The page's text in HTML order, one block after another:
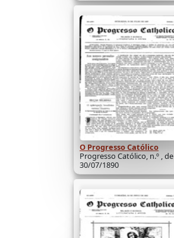
O Progresso Católico
Progresso Católico, n.º , de
30/07/1890